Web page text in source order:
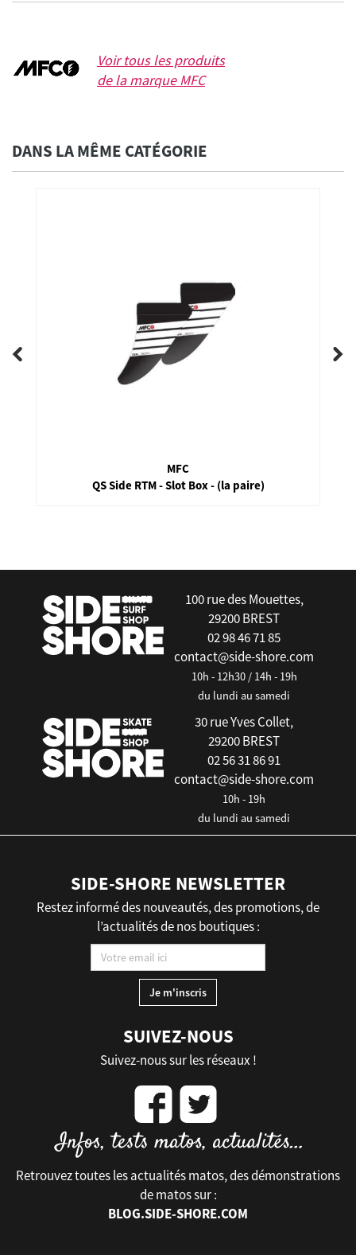
Voir tous les produits
de la marqueMFC
DANS LA MÊME CATÉGORIE
MFC
QS Side RTM - Slot Box - (la paire)
100 rue des Mouettes,
29200 BREST
02 98 46 71 85
contact@side-shore.com
10h - 12h30 / 14h - 19h
du lundi au samedi
30 rue Yves Collet,
29200 BREST
02 56 31 86 91
contact@side-shore.com
10h - 19h
du lundi au samedi
SIDE-SHORE NEWSLETTER
Restez informé des nouveautés, des promotions, de
l’actualités de nos boutiques :
SUIVEZ-NOUS
Suivez-nous sur les réseaux !
Retrouvez toutes les actualités matos, des démonstrations
de matos sur :
BLOG.SIDE-SHORE.COM